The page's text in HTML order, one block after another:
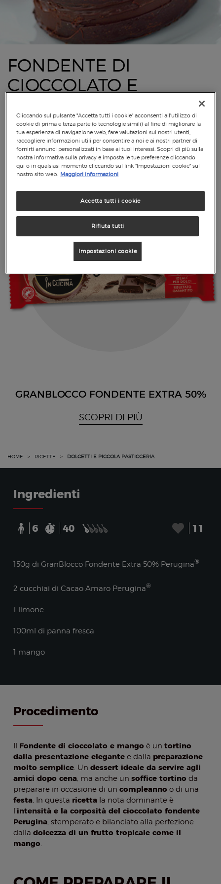
FONDENTE DI
CIOCCOLATO E
GRANBLOCCO FONDENTE EXTRA 50%
SCOPRI DI PIÙ
HOME > RICETTE > DOLCETTI E PICCOLA PASTICCERIA
Ingredienti
6 40 11
150g di GranBlocco Fondente Extra 50% Perugina®
2 cucchiai di Cacao Amaro Perugina®
1 limone
100ml di panna fresca
1 mango
Procedimento
Il Fondente di cioccolato e mango è un tortino
dalla presentazione elegantee dalla preparazione
molto semplice. Un dessert ideale da servire agli
amici dopo cena, ma anche un soffice tortino da
preparare in occasione di un compleanno o di una
festa. In questa ricettala nota dominante è
l’intensità e la corposità del cioccolato fondente
Perugina, stemperato e bilanciato alla perfezione
dalla dolcezza di un frutto tropicale come il
mango.
Cliccando sul pulsante "Accetta tutti i cookie" acconsenti all'utilizzo di
cookie di prima e terza parte (o tecnologie simili) al fine di migliorare la
tua esperienza di navigazione web, fare valutazioni sui nostri utenti,
raccogliere informazioni utili per consentire a noi e ai nostri partner di
fornirti annunci personalizzati in base ai tuoi interessi. Scopri di più sulla
nostra informativa sulla privacy e imposta le tue preferenze cliccando
qui o in qualsiasi momento cliccando sul link "Impostazioni cookie" sul
nostro sito web. Maggiori informazioni
Rifiuta tutti
Accetta tutti i cookie
Impostazioni cookie